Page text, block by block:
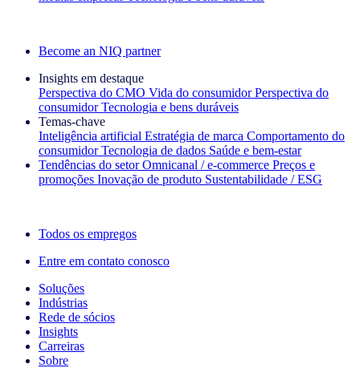
Become an NIQ partner
Insights em destaque
Perspectiva do CMO Vida do consumidor Perspectiva do
consumidor Tecnologia e bens duráveis
Temas‑chave
Inteligência artificial Estratégia de marca Comportamento do
consumidor Tecnologia de dados Saúde e bem‑estar
Tendências do setor Omnicanal / e‑commerce Preços e
promoções Inovação de produto Sustentabilidade / ESG
Todos os empregos
Entre em contato conosco
Soluções
Indústrias
Rede de sócios
Insights
Carreiras
Sobre